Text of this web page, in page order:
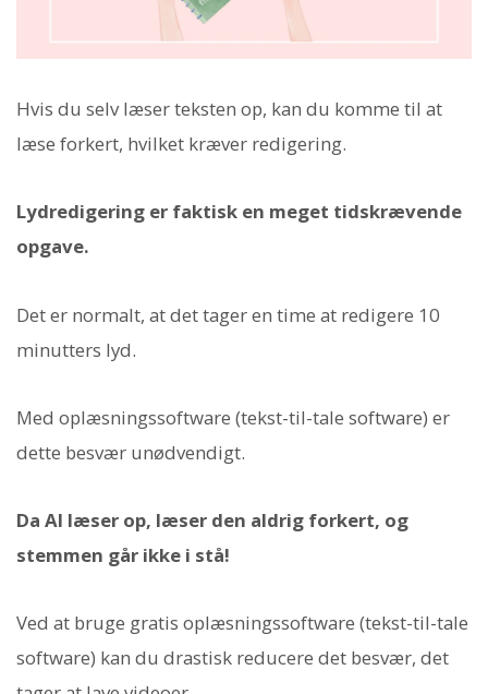
Hvis du selv læser teksten op, kan du komme til at
læse forkert, hvilket kræver redigering.
Lydredigering er faktisk en meget tidskrævende
opgave.
Det er normalt, at det tager en time at redigere 10
minutters lyd.
Med oplæsningssoftware (tekst-til-tale software) er
dette besvær unødvendigt.
Da AI læser op, læser den aldrig forkert, og
stemmen går ikke i stå!
Ved at bruge gratis oplæsningssoftware (tekst-til-tale
software) kan du drastisk reducere det besvær, det